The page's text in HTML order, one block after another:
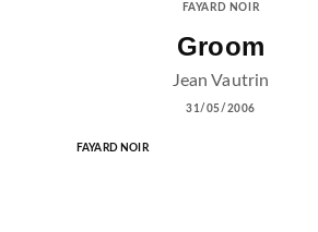
FAYARD NOIR
Groom
Jean Vautrin
31/05/2006
FAYARD NOIR